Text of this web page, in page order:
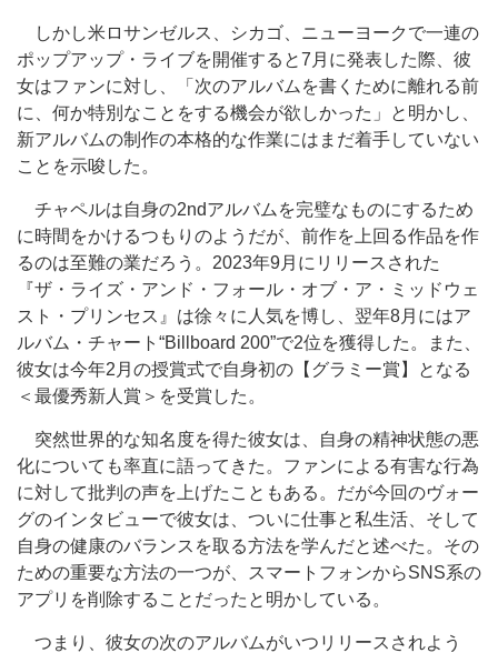
しかし米ロサンゼルス、シカゴ、ニューヨークで一連の
ポップアップ・ライブを開催すると7月に発表した際、彼
女はファンに対し、「次のアルバムを書くために離れる前
に、何か特別なことをする機会が欲しかった」と明かし、
新アルバムの制作の本格的な作業にはまだ着手していない
ことを示唆した。
チャペルは自身の2ndアルバムを完璧なものにするため
に時間をかけるつもりのようだが、前作を上回る作品を作
るのは至難の業だろう。2023年9月にリリースされた
『ザ・ライズ・アンド・フォール・オブ・ア・ミッドウェ
スト・プリンセス』は徐々に人気を博し、翌年8月にはア
ルバム・チャート“Billboard 200”で2位を獲得した。また、
彼女は今年2月の授賞式で自身初の【グラミー賞】となる
＜最優秀新人賞＞を受賞した。
突然世界的な知名度を得た彼女は、自身の精神状態の悪
化についても率直に語ってきた。ファンによる有害な行為
に対して批判の声を上げたこともある。だが今回のヴォー
グのインタビューで彼女は、ついに仕事と私生活、そして
自身の健康のバランスを取る方法を学んだと述べた。その
ための重要な方法の一つが、スマートフォンからSNS系の
アプリを削除することだったと明かしている。
つまり、彼女の次のアルバムがいつリリースされよう